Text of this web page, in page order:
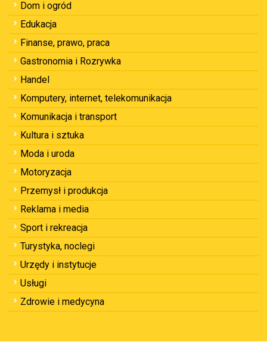
Dom i ogród
Edukacja
Finanse, prawo, praca
Gastronomia i Rozrywka
Handel
Komputery, internet, telekomunikacja
Komunikacja i transport
Kultura i sztuka
Moda i uroda
Motoryzacja
Przemysł i produkcja
Reklama i media
Sport i rekreacja
Turystyka, noclegi
Urzędy i instytucje
Usługi
Zdrowie i medycyna